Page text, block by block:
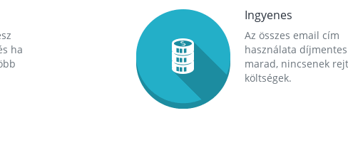
ha
Ingyenes
Az összes email cím
használata
marad, nincsenek
költségek.